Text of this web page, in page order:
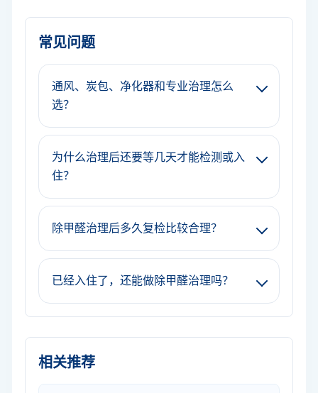
常见问题
通风、炭包、净化器和专业治理怎么
选？
为什么治理后还要等几天才能检测或入
住？
除甲醛治理后多久复检比较合理？
已经入住了，还能做除甲醛治理吗？
相关推荐